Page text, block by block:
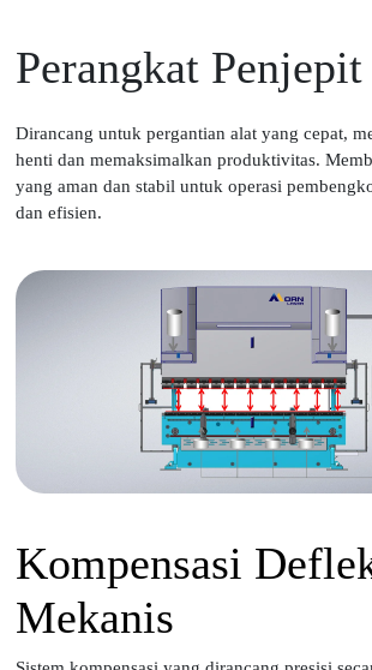
Perangkat
Dirancang untuk pergantian alat yang cepat,
henti dan memaksimalkan produktivitas.
yang aman dan stabil untuk operasi
dan efisien.
Kompensasi
Mekanis